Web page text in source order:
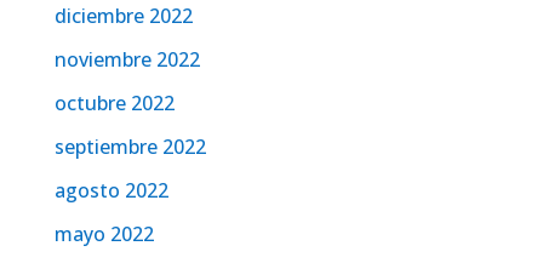
diciembre 2022
noviembre 2022
octubre 2022
septiembre 2022
agosto 2022
mayo 2022